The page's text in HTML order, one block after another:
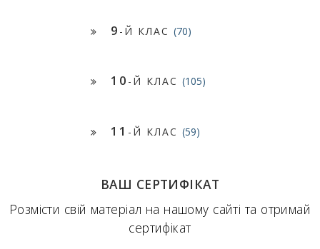
9 -Й КЛАС (70)
10 -Й КЛАС (105)
11 -Й КЛАС (59)
ВАШ СЕРТИФІКАТ
Розмісти свій матеріал на нашому сайті та отримай
сертифікат